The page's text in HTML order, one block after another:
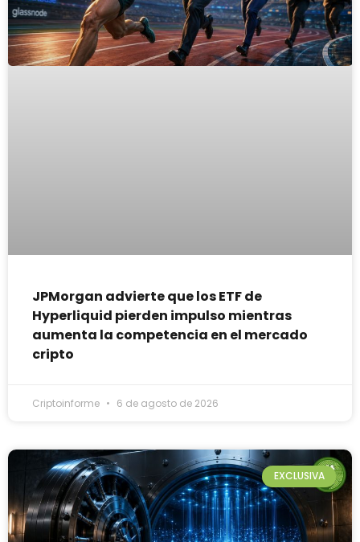
JPMorgan advierte que los ETF de
Hyperliquid pierden impulso mientras
aumenta la competencia en el mercado
cripto
Criptoinforme 6 de agosto de 2026
EXCLUSIVA